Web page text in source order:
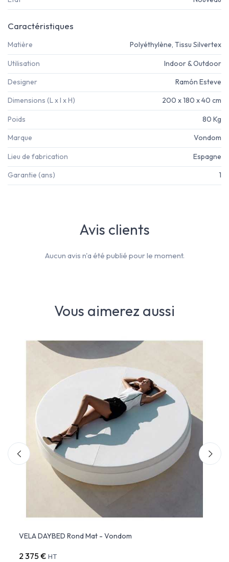
Caractéristiques
Matière Polyéthylène, Tissu Silvertex
Utilisation Indoor & Outdoor
Designer Ramón Esteve
Dimensions (L x l x H) 200 x 180 x 40 cm
Poids 80 Kg
Marque Vondom
Lieu de fabrication Espagne
Garantie (ans) 1
Vous aimerez aussi
VELA DAYBED Rond Mat - Vondom
2 375 € HT
Avis clients
Aucun avis n'a été publié pour le moment.